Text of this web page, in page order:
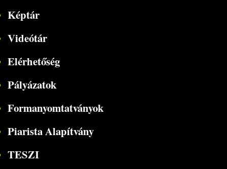
Képtár
Videótár
Elérhetőség
Pályázatok
Formanyomtatványok
Piarista Alapítvány
TESZI